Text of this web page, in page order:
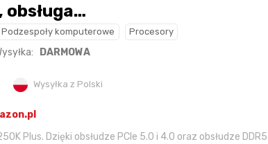
obsługa
Podzespoły komputerowe Procesory
DARMOWA
Wysyłka z Polski
Plus. Dzięki obsłudze PCIe 5.0 i 4.0 oraz obsłudze